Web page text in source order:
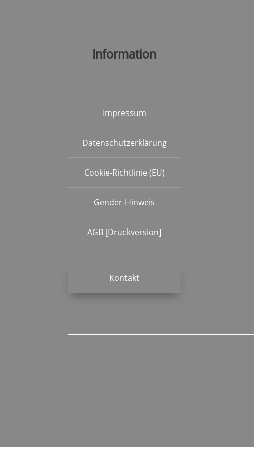
Information
Impressum
Datenschutzerklärung
Cookie-Richtlinie (EU)
Gender-Hinweis
AGB [Druckversion]
Kontakt